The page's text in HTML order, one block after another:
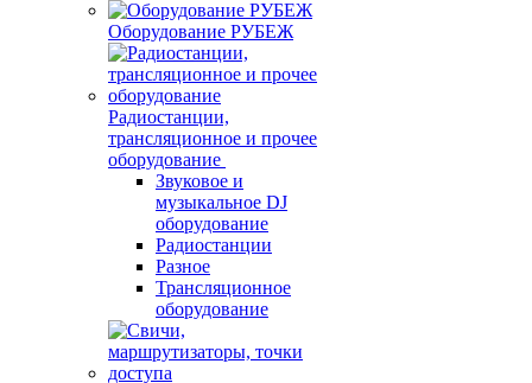
Оборудование РУБЕЖ
Радиостанции,
трансляционное и прочее
оборудование
Звуковое и
музыкальное DJ
оборудование
Радиостанции
Разное
Трансляционное
оборудование